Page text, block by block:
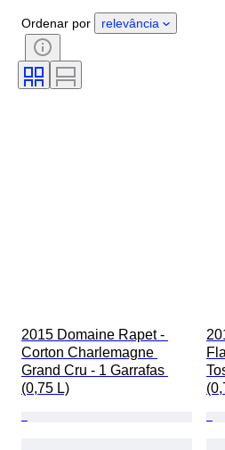
Estilo
Região vinícola
Denominação/Classificação do
Nível de enchimento do vinho
Ordenar por relevância
2015 Domaine Rapet -
Corton Charlemagne
Grand Cru - 1 Garrafas
(0,75 L)